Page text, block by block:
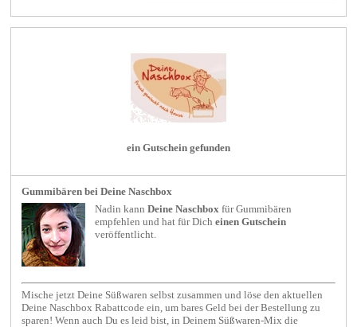
ein Gutschein gefunden
Gummibären bei Deine Naschbox
Nadin kannDeine Naschbox fürGummibären
empfehlen und hat für Dicheinen Gutschein
veröffentlicht.
Mische jetzt Deine Süßwaren selbst zusammen und löse den aktuellen
Deine Naschbox Rabattcode ein, um bares Geld bei der Bestellung zu
sparen! Wenn auch Du es leid bist, in Deinem Süßwaren-Mix die